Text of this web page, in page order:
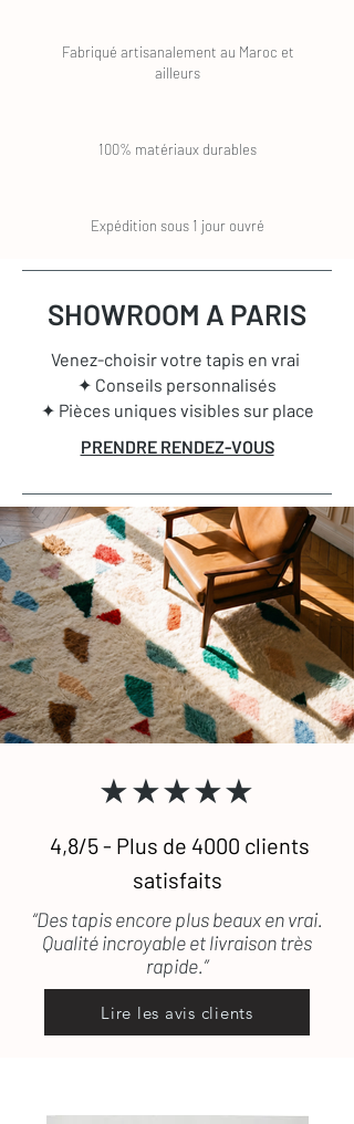
Fabriqué artisanalement au Maroc et
ailleurs
100% matériaux durables
Expédition sous 1 jour ouvré
SHOWROOM A PARIS
Venez-choisir votre tapis en vrai
✦ Conseils personnalisés
✦ Pièces uniques visibles sur place
PRENDRE RENDEZ-VOUS
★★★★★
4,8/5 - Plus de 4000 clients
satisfaits
“Des tapis encore plus beaux en vrai.
Qualité incroyable et livraison très
rapide.”
Lire les avis clients